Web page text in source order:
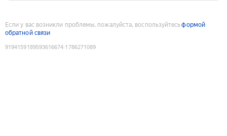
Если у вас возникли проблемы, пожалуйста, воспользуйтесьформой
обратной связи
9194159189593616674:1786271089